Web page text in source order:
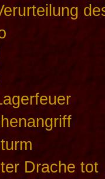
Drache tot